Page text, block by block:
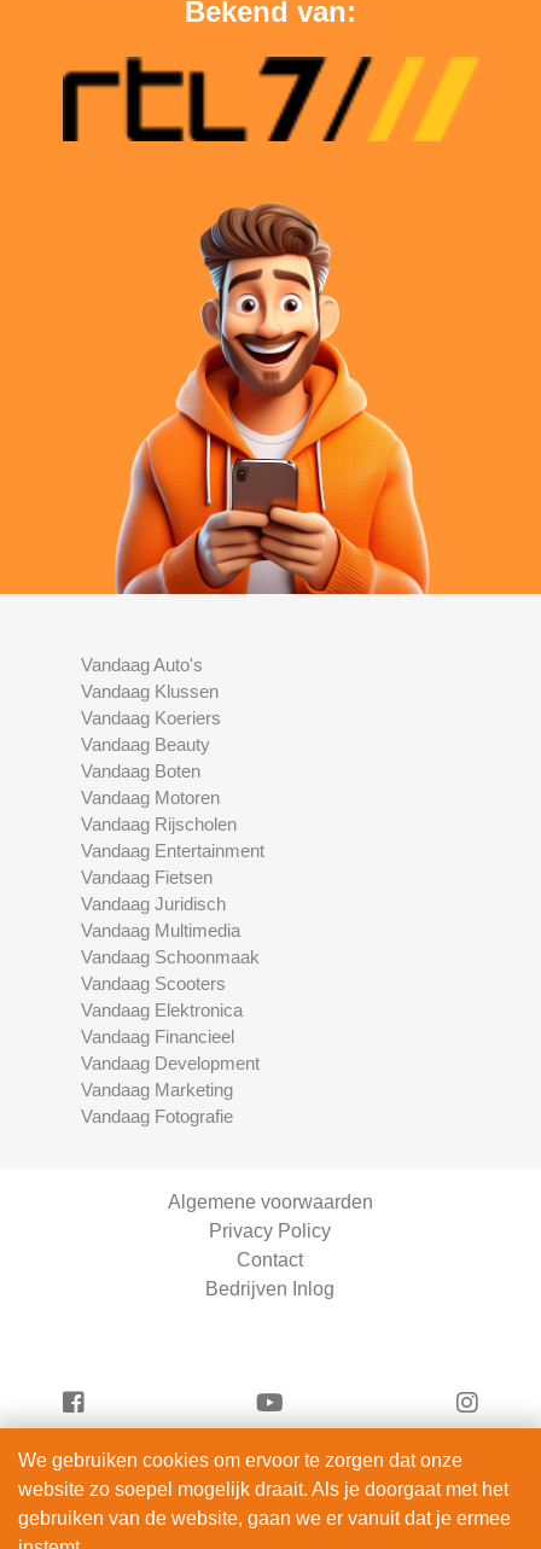
Bekend van:
Vandaag Auto's
Vandaag Klussen
Vandaag Koeriers
Vandaag Beauty
Vandaag Boten
Vandaag Motoren
Vandaag Rijscholen
Vandaag Entertainment
Vandaag Fietsen
Vandaag Juridisch
Vandaag Multimedia
Vandaag Schoonmaak
Vandaag Scooters
Vandaag Elektronica
Vandaag Financieel
Vandaag Development
Vandaag Marketing
Vandaag Fotografie
Algemene voorwaarden
Privacy Policy
Contact
Bedrijven Inlog
Vandaag Development is onderdeel van
ServiceRight B.V. | KVK 90914872
We gebruiken cookies om ervoor te zorgen dat onze
website zo soepel mogelijk draait. Als je doorgaat met het
gebruiken van de website, gaan we er vanuit dat je ermee